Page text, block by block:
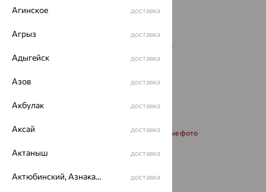
Запросить дополнительные фото
Агинское доставка
Агрыз доставка
Адыгейск доставка
Азов доставка
Акбулак доставка
Аксай доставка
Актаныш доставка
Актюбинский, Азнакаевский район доставка